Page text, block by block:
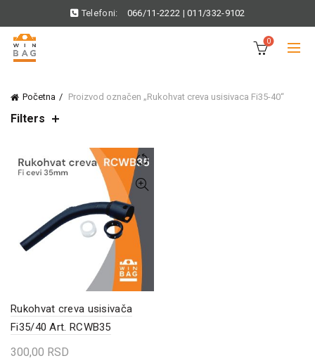
Telefoni: 066/11-2222 |011/332-9102
0
Početna Proizvod označen „Rukohvat creva usisivaca Fi35-40“
Filters
Rukohvat creva usisivača
Fi35/40 Art. RCWB35
300,00 RSD